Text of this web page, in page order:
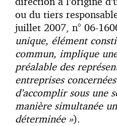
ou du tiers
juillet 2007, n° 06-
unique, élément
commun, implique
préalable des
entreprises
d’accomplir sous une
manière simultanée
déterminée »).